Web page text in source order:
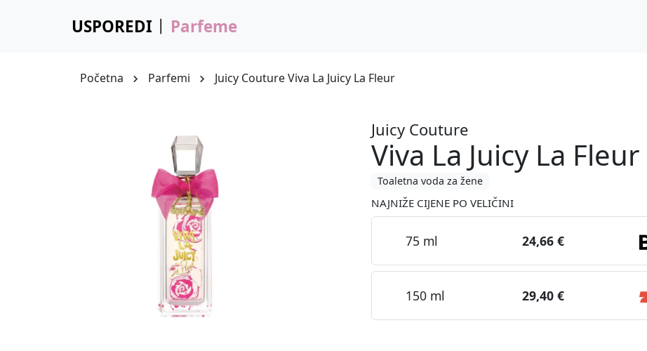
USPOREDI Parfeme
Početna Parfemi Juicy Couture Viva La Juicy La Fleur
Juicy Couture
Viva La Juicy La Fleur
Toaletna voda za žene
NAJNIŽE CIJENE PO VELIČINI
75 ml 24,66 €
150 ml 29,40 €